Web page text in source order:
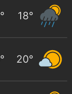
° 18°
° 20°